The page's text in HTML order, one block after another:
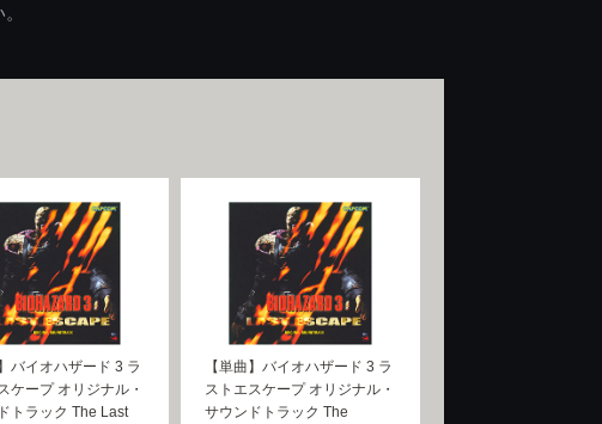
バイオハザード 3 ラ
ケープ オリジナル・
トラック The Last
【単曲】バイオハザード 3 ラ
ストエスケープ オリジナル・
サウンドトラック The